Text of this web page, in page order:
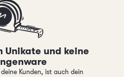
Unikate und keine
Kunden, ist auch dein